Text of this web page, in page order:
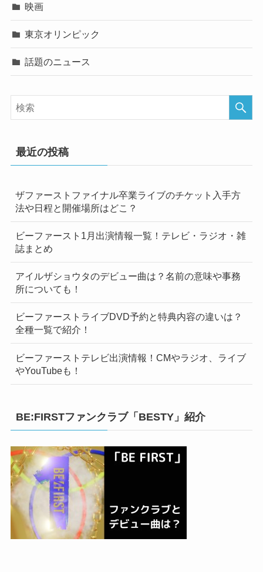
映画
東京オリンピック
話題のニュース
最近の投稿
ザファーストファイナル卒業ライブのチケット入手方
法や日程と開催場所はどこ？
ビーファースト1月出演情報一覧！テレビ・ラジオ・雑
誌まとめ
アイルザショウタのデビュー曲は？名前の意味や事務
所についても！
ビーファーストライブDVD予約と特典内容の違いは？
全種一覧で紹介！
ビーファーストテレビ出演情報！CMやラジオ、ライブ
やYouTubeも！
BE:FIRSTファンクラブ「BESTY」紹介